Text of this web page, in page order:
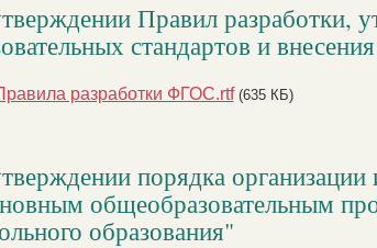
Правил разработки,
стандартов и
разработки ФГОС.rtf (635 КБ)
порядка организации
общеобразовательным
образования"